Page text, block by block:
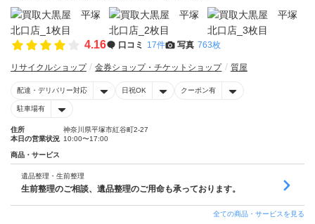
4.16 口コミ 17件 写真 763枚
リサイクルショップ 金券ショップ・チケットショップ 質屋
配達・デリバリー対応 日祝OK クーポン有
駐車場有
住所
神奈川県平塚市紅谷町2-27
本日の営業状況 10:00〜17:00
商品・サービス
遺品整理・生前整理
生前整理のご相談、遺品整理のご用命も承っております。
全ての商品・サービスを見る